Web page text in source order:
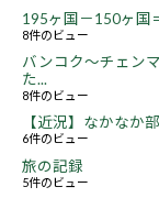
195ヶ国－150ヶ国
8件のビュー
バンコク～チェン
た...
8件のビュー
【近況】なかなか
6件のビュー
旅の記録
5件のビュー